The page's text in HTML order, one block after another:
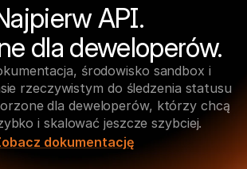
API.
dla deweloperów.
środowisko sandbox i
rzeczywistym do śledzenia statusu
dla deweloperów, którzy chcą
i skalować jeszcze szybciej.
dokumentację